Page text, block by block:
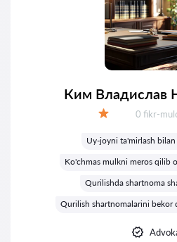
Ким Владислав
Fikrlar:
0 fikr-
Uy-joyni ta'mirlash
Ko'chmas mulkni meros qilib
Qurilishda shartnoma
Qurilish shartnomalarini bekor